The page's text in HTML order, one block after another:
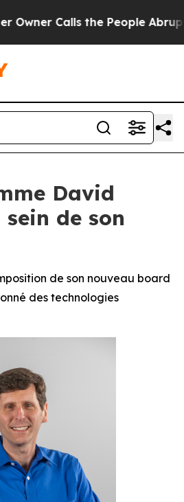
Calls the People Abruptly
David
de son
de son nouveau board
des technologies